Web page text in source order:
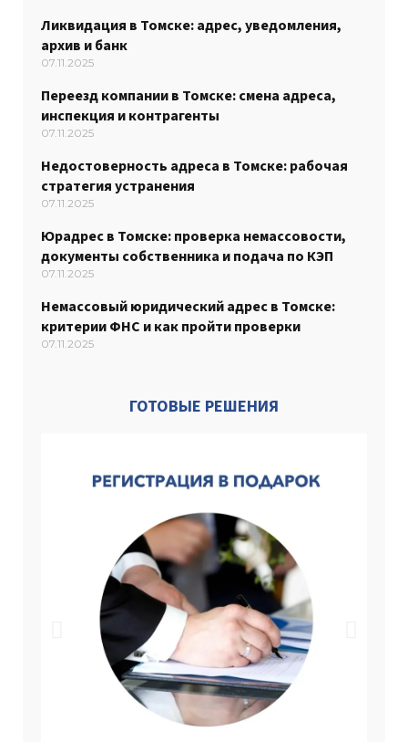
Ликвидация в Томске: адрес, уведомления,
архив и банк
07.11.2025
Переезд компании в Томске: смена адреса,
инспекция и контрагенты
07.11.2025
Недостоверность адреса в Томске: рабочая
стратегия устранения
07.11.2025
Юрадрес в Томске: проверка немассовости,
документы собственника и подача по КЭП
07.11.2025
Немассовый юридический адрес в Томске:
критерии ФНС и как пройти проверки
07.11.2025
ГОТОВЫЕ РЕШЕНИЯ